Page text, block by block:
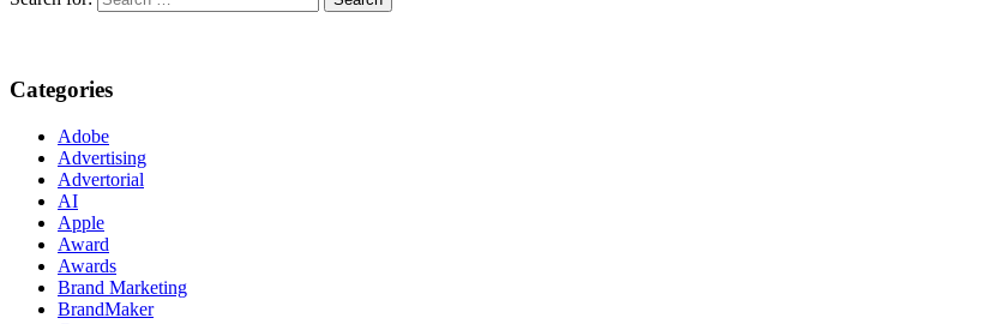
Categories
Adobe
Advertising
Advertorial
AI
Apple
Award
Awards
Brand Marketing
BrandMaker